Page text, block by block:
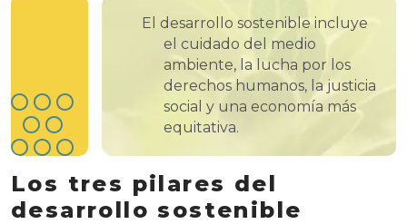
El desarrollo sostenible incluye
el cuidado del medio
ambiente, la lucha por los
derechos humanos, la justicia
social y una economía más
equitativa.
Los tres pilares del
desarrollo sostenible